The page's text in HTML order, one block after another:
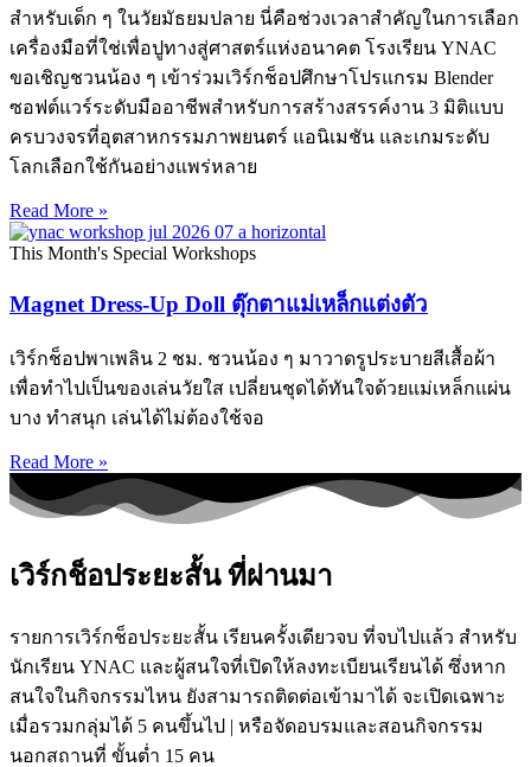
สำหรับเด็ก ๆ ในวัยมัธยมปลาย นี่คือช่วงเวลาสำคัญในการเลือก
เครื่องมือที่ใช่เพื่อปูทางสู่ศาสตร์แห่งอนาคต โรงเรียน YNAC
ขอเชิญชวนน้อง ๆ เข้าร่วมเวิร์กช็อปศึกษาโปรแกรม Blender
ซอฟต์แวร์ระดับมืออาชีพสำหรับการสร้างสรรค์งาน 3 มิติแบบ
ครบวงจรที่อุตสาหกรรมภาพยนตร์ แอนิเมชัน และเกมระดับ
โลกเลือกใช้กันอย่างแพร่หลาย
Read More »
This Month's Special Workshops
Magnet Dress-Up Doll ตุ๊กตาแม่เหล็กแต่งตัว
เวิร์กช็อปพาเพลิน 2 ชม. ชวนน้อง ๆ มาวาดรูประบายสีเสื้อผ้า
เพื่อทำไปเป็นของเล่นวัยใส เปลี่ยนชุดได้ทันใจด้วยแม่เหล็กแผ่น
บาง ทำสนุก เล่นได้ไม่ต้องใช้จอ
Read More »
เวิร์กช็อประยะสั้น ที่ผ่านมา
รายการเวิร์กช็อประยะสั้น เรียนครั้งเดียวจบ ที่จบไปแล้ว สำหรับ
นักเรียน YNAC และผู้สนใจที่เปิดให้ลงทะเบียนเรียนได้ ซึ่งหาก
สนใจในกิจกรรมไหน ยังสามารถติดต่อเข้ามาได้ จะเปิดเฉพาะ
เมื่อรวมกลุ่มได้ 5 คนขึ้นไป | หรือจัดอบรมและสอนกิจกรรม
นอกสถานที่ ขั้นต่ำ 15 คน